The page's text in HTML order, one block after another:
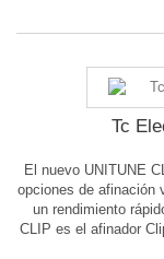
Tc
El nuevo UNITUNE
opciones de afinación
un rendimiento
CLIP es el afinador